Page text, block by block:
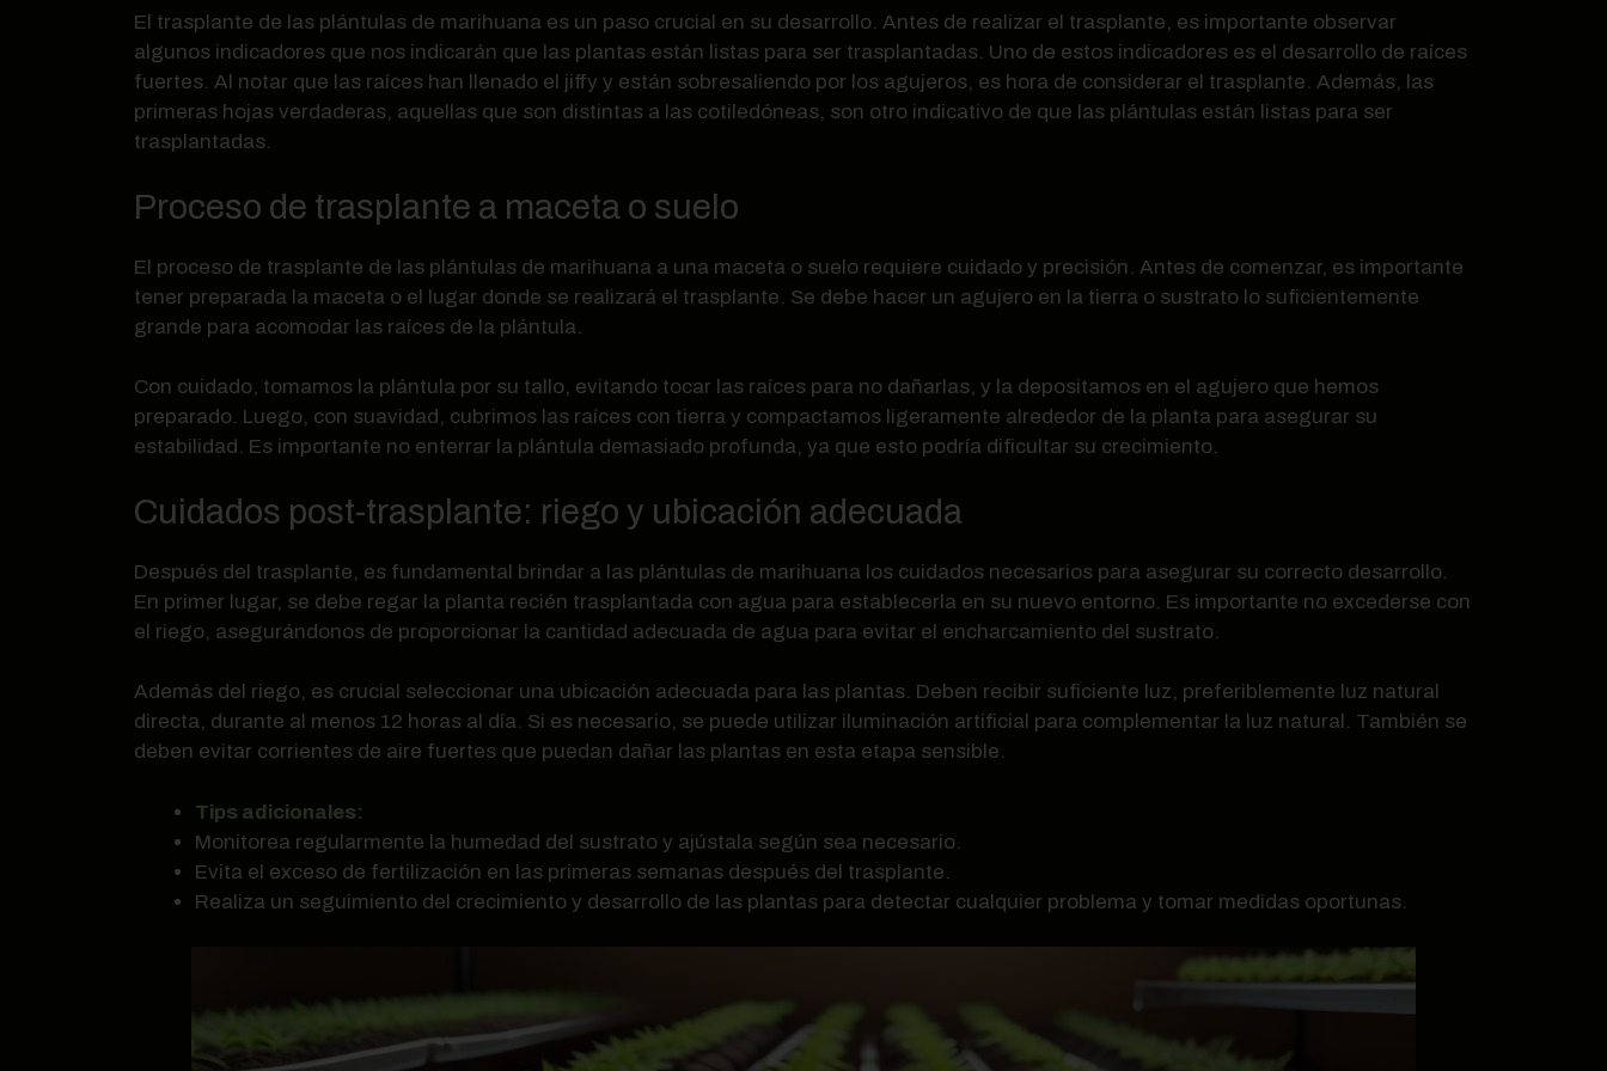
El trasplante de las plántulas de marihuana es un paso crucial en su desarrollo. Antes de realizar el trasplante, es importante observar
algunos indicadores que nos indicarán que las plantas están listas para ser trasplantadas. Uno de estos indicadores es el desarrollo de raíces
fuertes. Al notar que las raíces han llenado el jiffy y están sobresaliendo por los agujeros, es hora de considerar el trasplante. Además, las
primeras hojas verdaderas, aquellas que son distintas a las cotiledóneas, son otro indicativo de que las plántulas están listas para ser
trasplantadas.
Proceso de trasplante a maceta o suelo
El proceso de trasplante de las plántulas de marihuana a una maceta o suelo requiere cuidado y precisión. Antes de comenzar, es importante
tener preparada la maceta o el lugar donde se realizará el trasplante. Se debe hacer un agujero en la tierra o sustrato lo suficientemente
grande para acomodar las raíces de la plántula.
Con cuidado, tomamos la plántula por su tallo, evitando tocar las raíces para no dañarlas, y la depositamos en el agujero que hemos
preparado. Luego, con suavidad, cubrimos las raíces con tierra y compactamos ligeramente alrededor de la planta para asegurar su
estabilidad. Es importante no enterrar la plántula demasiado profunda, ya que esto podría dificultar su crecimiento.
Cuidados post-trasplante: riego y ubicación adecuada
Después del trasplante, es fundamental brindar a las plántulas de marihuana los cuidados necesarios para asegurar su correcto desarrollo.
En primer lugar, se debe regar la planta recién trasplantada con agua para establecerla en su nuevo entorno. Es importante no excederse con
el riego, asegurándonos de proporcionar la cantidad adecuada de agua para evitar el encharcamiento del sustrato.
Además del riego, es crucial seleccionar una ubicación adecuada para las plantas. Deben recibir suficiente luz, preferiblemente luz natural
directa, durante al menos 12 horas al día. Si es necesario, se puede utilizar iluminación artificial para complementar la luz natural. También se
deben evitar corrientes de aire fuertes que puedan dañar las plantas en esta etapa sensible.
Tips adicionales:
Monitorea regularmente la humedad del sustrato y ajústala según sea necesario.
Evita el exceso de fertilización en las primeras semanas después del trasplante.
Realiza un seguimiento del crecimiento y desarrollo de las plantas para detectar cualquier problema y tomar medidas oportunas.